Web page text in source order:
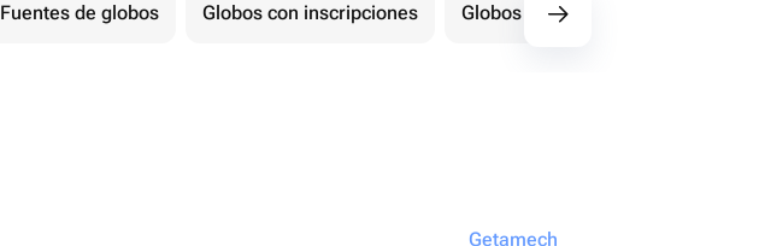
Fuentes de globos Globos con inscripciones Globos con forma de número
Getamech